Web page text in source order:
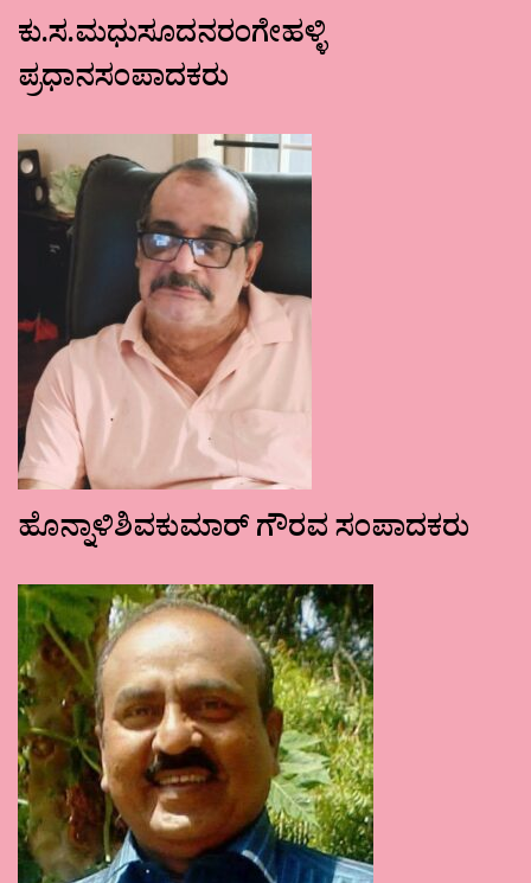
ಕು.ಸ.ಮಧುಸೂದನರಂಗೇಹಳ್ಳಿ
ಪ್ರಧಾನಸಂಪಾದಕರು
ಹೊನ್ನಾಳಿಶಿವಕುಮಾರ್ ಗೌರವ ಸಂಪಾದಕರು